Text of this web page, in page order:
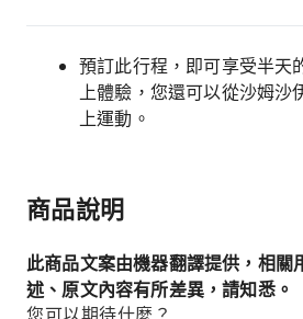
預訂此行程，即可享受半天
上體驗，您還可以從沙姆沙
上運動。
商品說明
此商品文案由機器翻譯提供，相關
述、原文內容有所差異，請知悉。
您可以期待什麼？